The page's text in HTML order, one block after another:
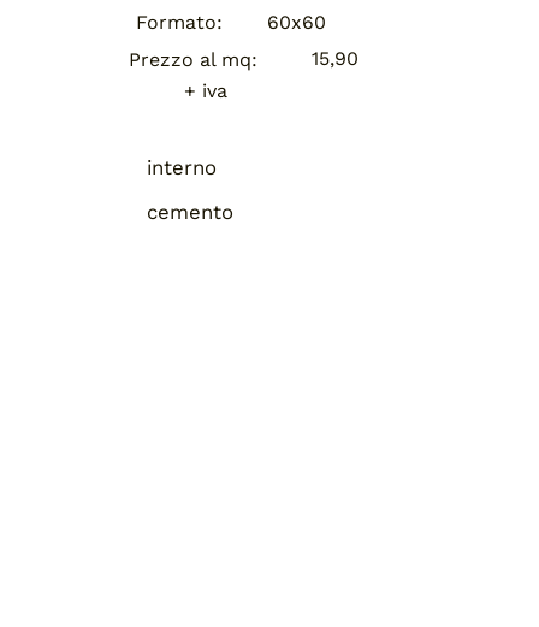
Formato:
60x60
Prezzo al mq:
15,90
+ iva
interno
cemento